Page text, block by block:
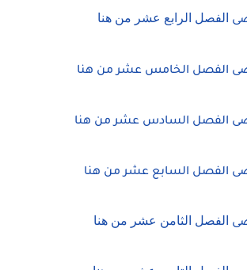
الفصل الرابع عشر من هنا
الفصل الخامس عشر من هنا
الفصل السادس عشر من هنا
الفصل السابع عشر من هنا
الفصل الثامن عشر من هنا